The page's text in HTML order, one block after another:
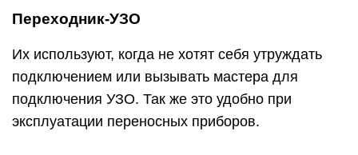
Переходник-УЗО
Их используют, когда не хотят себя утруждать
подключением или вызывать мастера для
подключения УЗО. Так же это удобно при
эксплуатации переносных приборов.